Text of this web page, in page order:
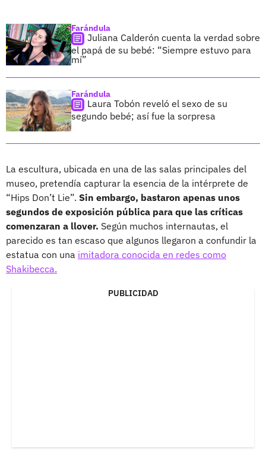
Farándula
Juliana Calderón cuenta la verdad sobre
el papá de su bebé: “Siempre estuvo para
mí”
Farándula
Laura Tobón reveló el sexo de su
segundo bebé; así fue la sorpresa
La escultura, ubicada en una de las salas principales del
museo, pretendía capturar la esencia de la intérprete de
“Hips Don’t Lie”. Sin embargo, bastaron apenas unos
segundos de exposición pública para que las críticas
comenzaran a llover. Según muchos internautas, el
parecido es tan escaso que algunos llegaron a confundir la
estatua con una imitadora conocida en redes como
Shakibecca.
PUBLICIDAD